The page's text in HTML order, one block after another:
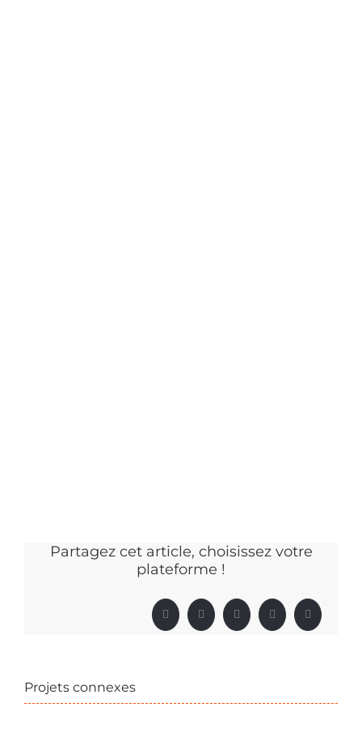
Partagez cet article, choisissez votre
plateforme !
Facebook
X LinkedInPinterestEmail
Projets connexes